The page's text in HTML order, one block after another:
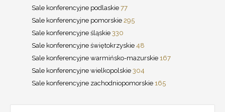
Sale konferencyjne podlaskie 77
Sale konferencyjne pomorskie 295
Sale konferencyjne śląskie 330
Sale konferencyjne świętokrzyskie 48
Sale konferencyjne warmińsko-mazurskie 167
Sale konferencyjne wielkopolskie 304
Sale konferencyjne zachodniopomorskie 165